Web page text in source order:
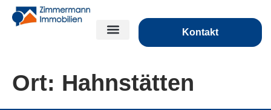
Kontakt
Ort: Hahnstätten